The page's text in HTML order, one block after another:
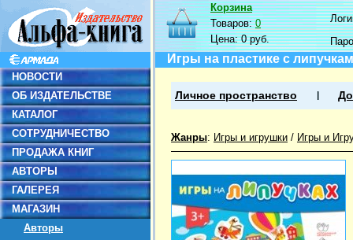
НОВОСТИ
ОБ ИЗДАТЕЛЬСТВЕ
КАТАЛОГ
СОТРУДНИЧЕСТВО
ПРОДАЖА КНИГ
АВТОРЫ
ГАЛЕРЕЯ
МАГАЗИН
Авторы
Корзина
Товаров:0
Цена:0 руб.
Игры на пластике с
Личное пространство
Жанры: Игры и игрушки / Игры и